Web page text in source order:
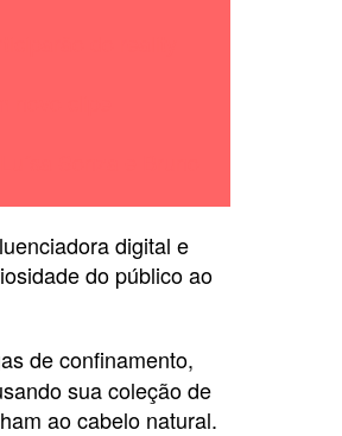
digital e
do público ao
de confinamento,
sua coleção de
ao cabelo natural.